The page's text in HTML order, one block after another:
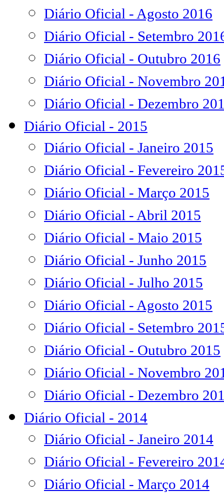
Diário Oficial - Agosto 2016
Diário Oficial - Setembro
Diário Oficial - Outubro 2016
Diário Oficial - Novembro
Diário Oficial - Dezembro
Diário Oficial - 2015
Diário Oficial - Janeiro 2015
Diário Oficial - Fevereiro
Diário Oficial - Março 2015
Diário Oficial - Abril 2015
Diário Oficial - Maio 2015
Diário Oficial - Junho 2015
Diário Oficial - Julho 2015
Diário Oficial - Agosto 2015
Diário Oficial - Setembro
Diário Oficial - Outubro 2015
Diário Oficial - Novembro
Diário Oficial - Dezembro
Diário Oficial - 2014
Diário Oficial - Janeiro 2014
Diário Oficial - Fevereiro
Diário Oficial - Março 2014